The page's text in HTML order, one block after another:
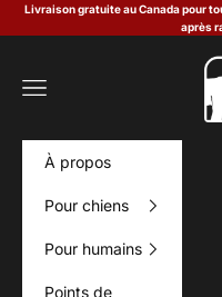
Passer au contenu
Livraison gratuite au Canada pour
après
Menu
À propos
Pour chiens
Pour humains
Points de